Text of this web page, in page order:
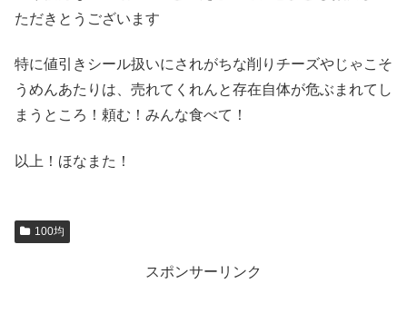
ただきとうございます
特に値引きシール扱いにされがちな削りチーズやじゃこそ
うめんあたりは、売れてくれんと存在自体が危ぶまれてし
まうところ！頼む！みんな食べて！
以上！ほなまた！
100均
スポンサーリンク